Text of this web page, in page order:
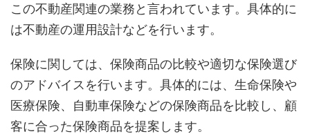
この不動産関連の業務と言われています。具体的に
は不動産の運用設計などを行います。
保険に関しては、保険商品の比較や適切な保険選び
のアドバイスを行います。具体的には、生命保険や
医療保険、自動車保険などの保険商品を比較し、顧
客に合った保険商品を提案します。